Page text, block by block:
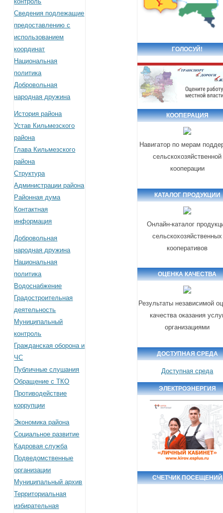
Сведения подлежащие
предоставлению с
использованием
координат
Национальная
политика
Добровольная
народная дружина
История района
Устав Кильмезского
района
Глава Кильмезского
района
Структура
Администрации района
Районная дума
Контактная
информация
Добровольная
народная дружина
Национальная
политика
Водоснабжение
Градостроительная
деятельность
Муниципальный
контроль
Гражданская оборона и
ЧС
Публичные слушания
Обращение с ТКО
Противодействие
коррупции
Экономика района
Социальное развитие
Кадровая служба
Подведомственные
организации
Муниципальный архив
Территориальная
избирательная
ГОЛОСУЙ!
КООПЕРАЦИЯ
Навигатор по мерам
сельскохозяйственной
кооперации
КАТАЛОГ ПРОДУКЦИИ
Онлайн-каталог
сельскохозяйственных
кооперативов
ОЦЕНКА КАЧЕСТВА
Результаты независимой
качества оказания
организациями
ДОСТУПНАЯ СРЕДА
Доступная среда
ЭЛЕКТРОЭНЕРГИЯ
СЧЕТЧИК ПОСЕЩЕНИЙ